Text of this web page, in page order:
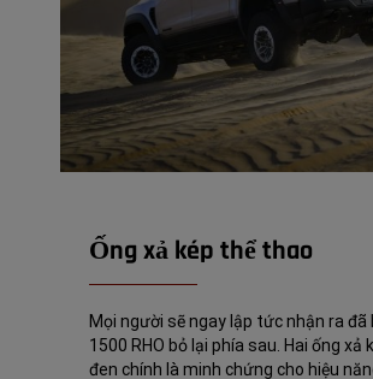
Ống xả kép thể thao
Mọi người sẽ ngay lập tức nhận ra đã
1500 RHO bỏ lại phía sau. Hai ống xả
đen chính là minh chứng cho hiệu